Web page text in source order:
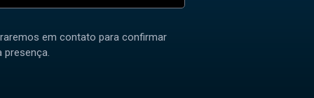
em contato para confirmar
presença.